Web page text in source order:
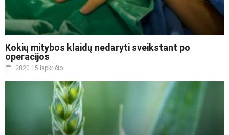
Kokių mitybos klaidų nedaryti sveikstant po
operacijos
2020 15 lapkričio